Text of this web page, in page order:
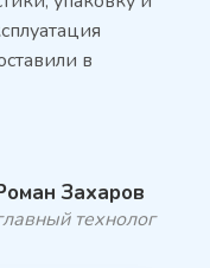
в
Захаров
технолог